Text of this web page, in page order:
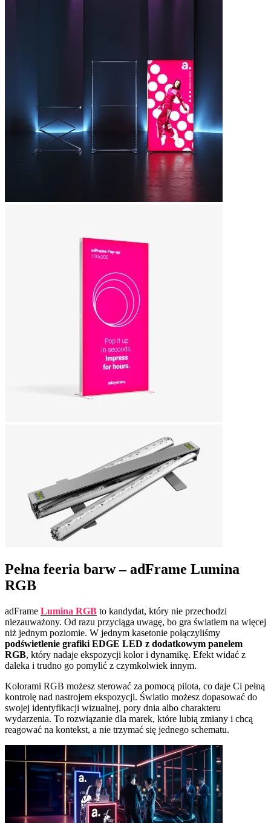
Pełna feeria barw – adFrame Lumina
RGB
adFrame Lumina RGB to kandydat, który nie przechodzi
niezauważony. Od razu przyciąga uwagę, bo gra światłem na więcej
niż jednym poziomie. W jednym kasetonie połączyliśmy
podświetlenie grafiki EDGE LED z dodatkowym panelem
RGB, który nadaje ekspozycji kolor i dynamikę. Efekt widać z
daleka i trudno go pomylić z czymkolwiek innym.
Kolorami RGB możesz sterować za pomocą pilota, co daje Ci pełną
kontrolę nad nastrojem ekspozycji. Światło możesz dopasować do
swojej identyfikacji wizualnej, pory dnia albo charakteru
wydarzenia. To rozwiązanie dla marek, które lubią zmiany i chcą
reagować na kontekst, a nie trzymać się jednego schematu.